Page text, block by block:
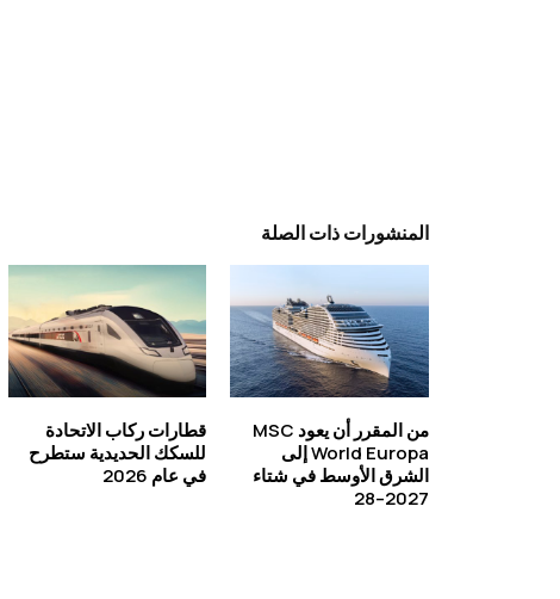
المنشورات ذات الصلة
قطارات ركاب الاتحادة
للسكك الحديدية ستطرح
في عام 2026
من المقرر أن يعود MSC
World Europa إلى
الشرق الأوسط في شتاء
2027–28